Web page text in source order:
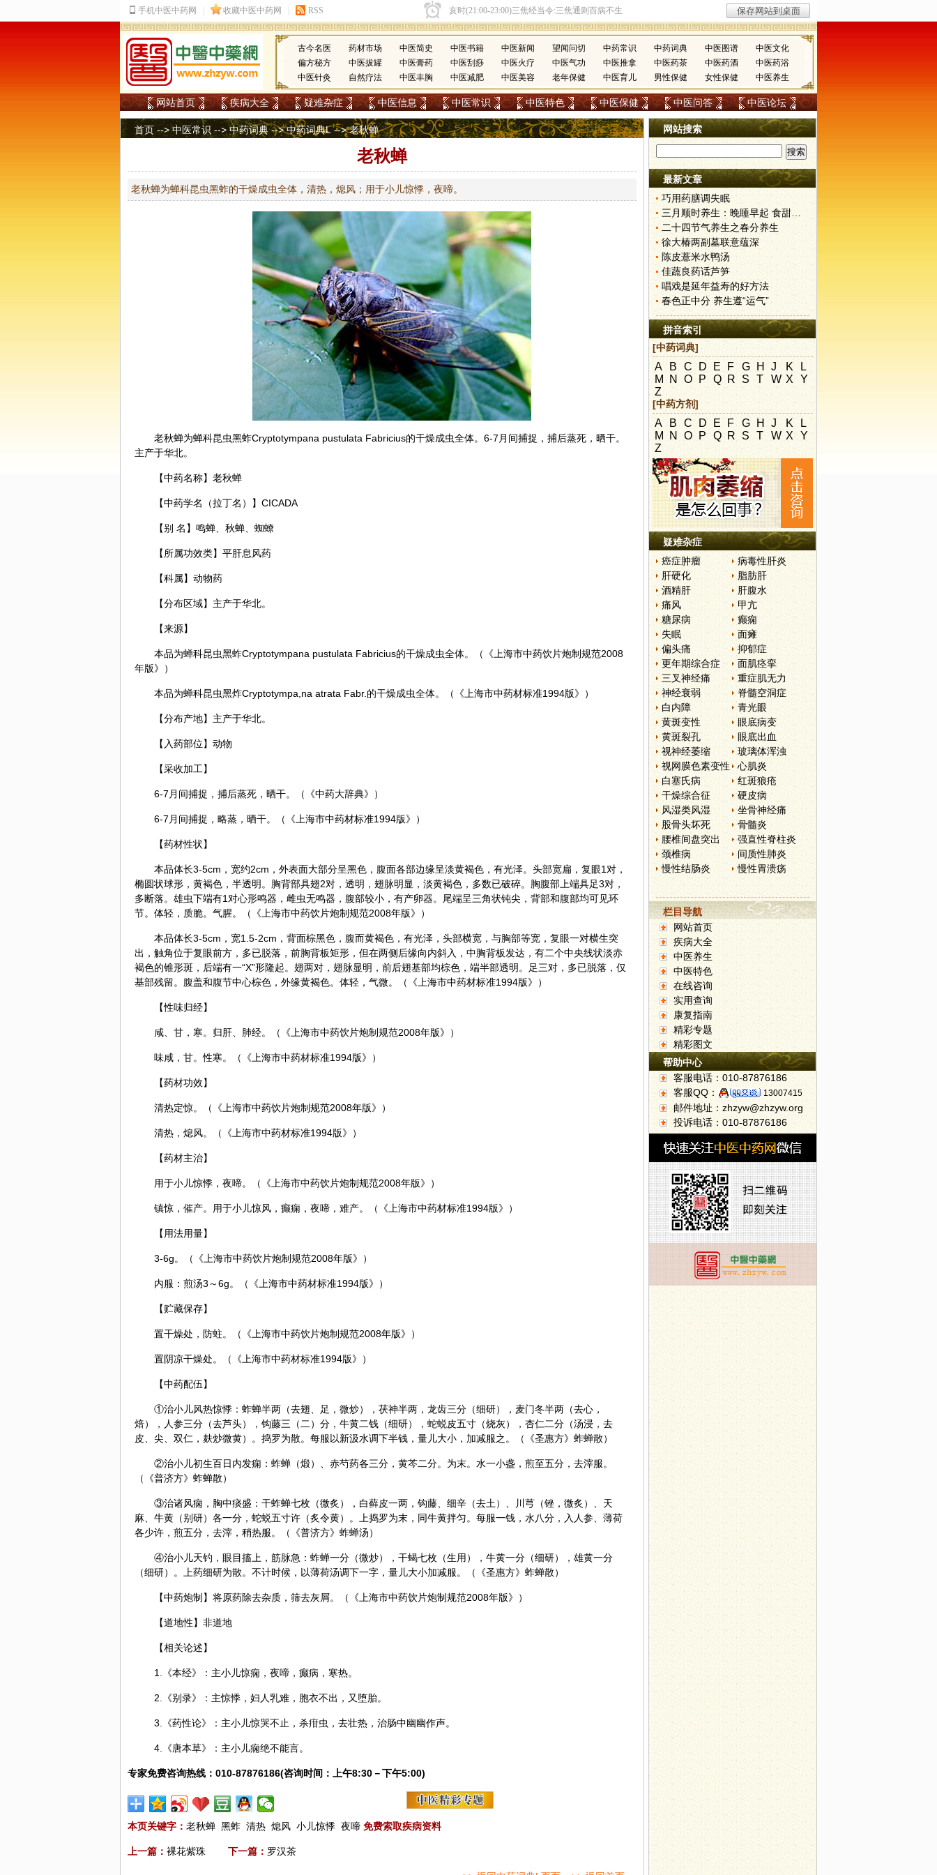
古今名医 药材市场 中医简史 中医书籍 中医新闻 望闻问切 中药常识 中药词典 中医图谱
中医文化
偏方秘方
中医拔罐 中医膏药 中医刮痧 中医火疗 中医气功 中医推拿 中医药茶 中医药酒
中医药浴
中医针灸
自然疗法 中医丰胸 中医减肥 中医美容 老年保健 中医育儿 男性保健 女性保健 中医养生
网站首页 疾病大全 疑难杂症 中医信息 中医常识 中医特色 中医保健 中医问答 中医论坛
首页 -->中医常识 -->中药词典-->中药词典L--> 老秋蝉
老秋蝉
老秋蝉为蝉科昆虫黑蚱的干燥成虫全体，清热，熄风；用于小儿惊悸，夜啼。
老秋蝉为蝉科昆虫黑蚱Cryptotympana pustulata Fabricius的干燥成虫全体。6-7月间捕捉，捕后蒸死，晒干。
主产于华北。
【中药名称】老秋蝉
【中药学名（拉丁名）】CICADA
【别 名】鸣蝉、秋蝉、蜘蟟
【所属功效类】平肝息风药
【科属】动物药
【分布区域】主产于华北。
【来源】
本品为蝉科昆虫黑蚱Cryptotympana pustulata Fabricius的干燥成虫全体。（《上海市中药饮片炮制规范2008
年版》）
本品为蝉科昆虫黑炸Cryptotympa,na atrata Fabr.的干燥成虫全体。（《上海市中药材标准1994版》）
【分布产地】主产于华北。
【入药部位】动物
【采收加工】
6-7月间捕捉，捕后蒸死，晒干。（《中药大辞典》）
6-7月间捕捉，略蒸，晒干。（《上海市中药材标准1994版》）
【药材性状】
本品体长3-5cm，宽约2cm，外表面大部分呈黑色，腹面各部边缘呈淡黄褐色，有光泽。头部宽扁，复眼1对，
椭圆状球形，黄褐色，半透明。胸背部具翅2对，透明，翅脉明显，淡黄褐色，多数已破碎。胸腹部上端具足3对，
多断落。雄虫下端有1对心形鸣器，雌虫无鸣器，腹部较小，有产卵器。尾端呈三角状钝尖，背部和腹部均可见环
节。体轻，质脆。气腥。（《上海市中药饮片炮制规范2008年版》）
本品体长3-5cm，宽1.5-2cm，背面棕黑色，腹而黄褐色，有光泽，头部横宽，与胸部等宽，复眼一对横生突
出，触角位于复眼前方，多已脱落，前胸背板矩形，但在两侧后缘向内斜入，中胸背板发达，有二个中央线状淡赤
褐色的锥形斑，后端有一“X”形隆起。翅两对，翅脉显明，前后翅基部均棕色，端半部透明。足三对，多已脱落，仅
基部残留。腹盖和腹节中心棕色，外缘黄褐色。体轻，气微。（《上海市中药材标准1994版》）
【性味归经】
咸、甘，寒。归肝、肺经。（《上海市中药饮片炮制规范2008年版》）
味咸，甘。性寒。（《上海市中药材标准1994版》）
【药材功效】
清热定惊。（《上海市中药饮片炮制规范2008年版》）
清热，熄风。（《上海市中药材标准1994版》）
【药材主治】
用于小儿惊悸，夜啼。（《上海市中药饮片炮制规范2008年版》）
镇惊，催产。用于小儿惊风，癫痫，夜啼，难产。（《上海市中药材标准1994版》）
【用法用量】
3-6g。（《上海市中药饮片炮制规范2008年版》）
内服：煎汤3～6g。（《上海市中药材标准1994版》）
【贮藏保存】
置干燥处，防蛀。（《上海市中药饮片炮制规范2008年版》）
置阴凉干燥处。（《上海市中药材标准1994版》）
【中药配伍】
①治小儿风热惊悸：蚱蝉半两（去翅、足，微炒）， 茯神半两， 龙齿三分（细研）， 麦门冬半两（去心，
焙）， 人参三分（去芦头）， 钩藤三（二）分， 牛黄二钱（细研）， 蛇蜕皮五寸（烧灰）， 杏仁二分（汤浸，去
皮、尖、双仁，麸炒微黄）。捣罗为散。每服以新汲水调下半钱，量儿大小，加减服之。（《圣惠方》蚱蝉散）
②治小儿初生百日内发痫：蚱蝉（煅）、 赤芍药各三分， 黄芩二分。为末。水一小盏，煎至五分，去滓服。
（《普济方》蚱蝉散）
③治诸风痫，胸中痰盛：干蚱蝉七枚（微炙），白藓皮一两，钩藤、 细辛 （去土）、 川芎 （锉，微炙）、 天
麻 、牛黄（别研）各一分，蛇蜕五寸许（炙令黄）。上捣罗为末，同牛黄拌匀。每服一钱，水八分，入人参、 薄荷
各少许，煎五分，去滓，稍热服。（《普济方》蚱蝉汤）
④治小儿天钓，眼目搐上，筋脉急：蚱蝉一分（微炒），干蝎七枚（生用），牛黄一分（细研）， 雄黄一分
（细研）。上药细研为散。不计时候，以薄荷汤调下一字，量儿大小加减服。（《圣惠方》蚱蝉散）
【中药炮制】将原药除去杂质，筛去灰屑。（《上海市中药饮片炮制规范2008年版》）
【道地性】非道地
【相关论述】
1.《本经》：主小儿惊痫，夜啼，癫病，寒热。
2.《别录》：主惊悸，妇人乳难，胞衣不出，又堕胎。
3.《药性论》：主小儿惊哭不止，杀疳虫，去壮热，治肠中幽幽作声。
4.《唐本草》：主小儿痫绝不能言。
专家免费咨询热线：010-87876186(咨询时间：上午8:30－下午5:00)
本页关键字： 老秋蝉 黑蚱 清热 熄风 小儿惊悸 夜啼 免费索取疾病资料
上一篇： 裸花紫珠 下一篇： 罗汉茶
网站搜索
最新文章
巧用药膳调失眠
三月顺时养生：晚睡早起 食甜养肝
二十四节气养生之春分养生
徐大椿两副墓联意蕴深
陈皮薏米水鸭汤
佳蔬良药话芦笋
唱戏是延年益寿的好方法
春色正中分 养生遵“运气”
拼音索引
[中药词典]
A B C D E F G H J K
L
M N O P Q R S T W X
Y
Z
[中药方剂]
A B C D E F G H J K
L
M N O P Q R S T W X
Y
Z
疑难杂症
癌症肿瘤
病毒性肝炎
肝硬化
脂肪肝
酒精肝
肝腹水
痛风
甲亢
糖尿病
癫痫
失眠
面瘫
偏头痛
抑郁症
更年期综合症
面肌痉挛
三叉神经痛
重症肌无力
神经衰弱
脊髓空洞症
白内障
青光眼
黄斑变性
眼底病变
黄斑裂孔
眼底出血
视神经萎缩
玻璃体浑浊
视网膜色素变性
心肌炎
白塞氏病
红斑狼疮
干燥综合征
硬皮病
风湿类风湿
坐骨神经痛
股骨头坏死
骨髓炎
腰椎间盘突出
强直性脊柱炎
颈椎病
间质性肺炎
慢性结肠炎
慢性胃溃疡
栏目导航
网站首页
疾病大全
中医养生
中医特色
在线咨询
实用查询
康复指南
精彩专题
精彩图文
帮助中心
客服电话：010-87876186
客服QQ：
13007415
邮件地址：zhzyw@zhzyw.org
投诉电话：010-87876186